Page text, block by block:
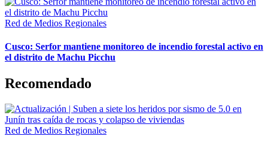
Red de Medios Regionales
Cusco: Serfor mantiene monitoreo de incendio forestal activo en
el distrito de Machu Picchu
Recomendado
Red de Medios Regionales